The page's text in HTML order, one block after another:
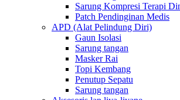
Sarung Kompresi Terapi
Patch Pendinginan Medis
APD (Alat Pelindung Diri)
Gaun Isolasi
Sarung tangan
Masker Rai
Topi Kembang
Penutup Sepatu
Sarung tangan